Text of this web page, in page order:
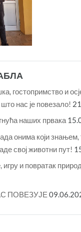
гостопримство и
што нас је повезало!
наших првака
онима који
свој животни пут!
и повратак
ПОВЕЗУЈЕ